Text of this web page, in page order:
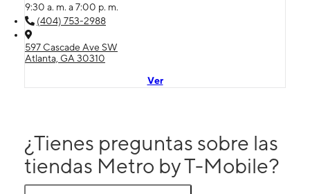
9:30 a. m. a 7:00 p. m.
(404) 753-2988
597 Cascade Ave SW
Atlanta, GA 30310
Ver
¿Tienes preguntas sobre las
tiendas Metro by T-Mobile?